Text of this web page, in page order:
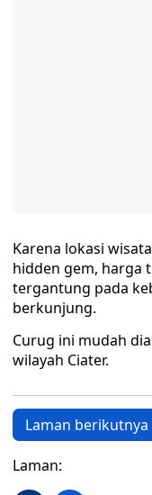
Karena lokasi
hidden gem, harga
tergantung pada
berkunjung.
Curug ini mudah
wilayah Ciater.
Laman berikutnya
Laman: